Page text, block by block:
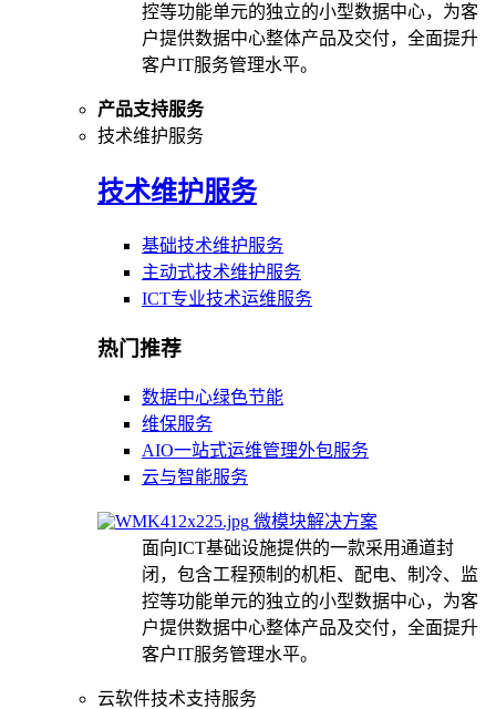
控等功能单元的独立的小型数据中心，为客
户提供数据中心整体产品及交付，全面提升
客户IT服务管理水平。
产品支持服务
技术维护服务
技术维护服务
基础技术维护服务
主动式技术维护服务
ICT专业技术运维服务
热门推荐
数据中心绿色节能
维保服务
AIO一站式运维管理外包服务
云与智能服务
微模块解决方案
面向ICT基础设施提供的一款采用通道封
闭，包含工程预制的机柜、配电、制冷、监
控等功能单元的独立的小型数据中心，为客
户提供数据中心整体产品及交付，全面提升
客户IT服务管理水平。
云软件技术支持服务